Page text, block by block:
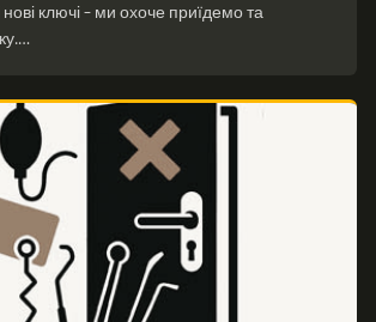
нові ключі – ми охоче приїдемо та